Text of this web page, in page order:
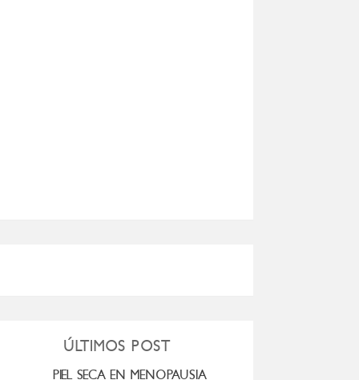
ÚLTIMOS POST
PIEL SECA EN MENOPAUSIA